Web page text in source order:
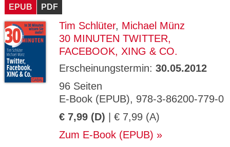
EPUB PDF
Tim Schlüter, Michael Münz
30 MINUTEN TWITTER,
FACEBOOK, XING & CO.
Erscheinungstermin: 30.05.2012
96 Seiten
E-Book (EPUB), 978-3-86200-779-0
€ 7,99 (D) | € 7,99 (A)
Zum E-Book (EPUB)